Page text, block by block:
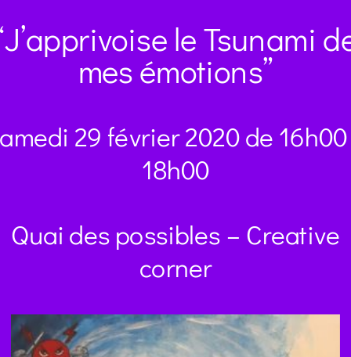
le Tsunami
mes émotions”
29 février 2020 de
18h00
Quai des possibles – Creative
corner